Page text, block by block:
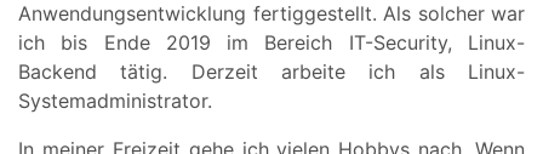
Anwendungsentwicklung fertiggestellt. Als solcher war
ich bis Ende 2019 im Bereich IT-Security, Linux-
Backend tätig. Derzeit arbeite ich als Linux-
Systemadministrator.
In meiner Freizeit gehe ich vielen Hobbys nach. Wenn